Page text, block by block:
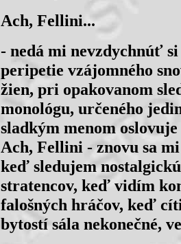
Ach, Fellini...
- nedá mi nevzdychnúť
peripetie vzájomného
žien, pri opakovanom
monológu, určeného
sladkým menom
Ach, Fellini - znovu sa
keď sledujem
stratencov, keď vidím
falošných hráčov, keď
bytostí sála nekonečné,